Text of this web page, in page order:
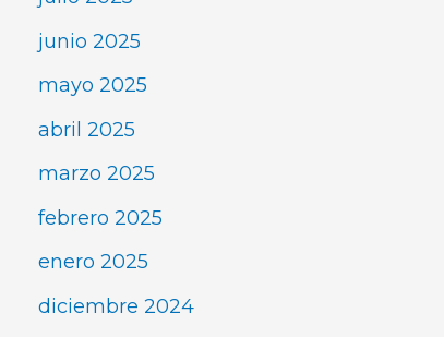
junio 2025
mayo 2025
abril 2025
marzo 2025
febrero 2025
enero 2025
diciembre 2024